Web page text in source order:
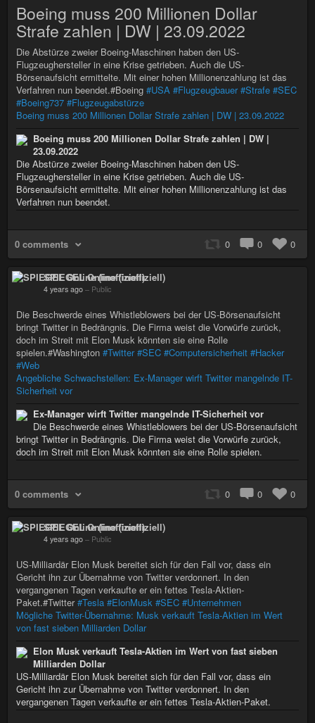
Boeing muss 200 Millionen Dollar
Strafe zahlen | DW | 23.09.2022
Die Abstürze zweier Boeing-Maschinen haben den US-
Flugzeughersteller in eine Krise getrieben. Auch die US-
Börsenaufsicht ermittelte. Mit einer hohen Millionenzahlung ist das
Verfahren nun beendet.#Boeing #USA #Flugzeugbauer #Strafe #SEC
#Boeing737 #Flugzeugabstürze
Boeing muss 200 Millionen Dollar Strafe zahlen | DW | 23.09.2022
Boeing muss 200 Millionen Dollar Strafe zahlen | DW |
23.09.2022
Die Abstürze zweier Boeing-Maschinen haben den US-
Flugzeughersteller in eine Krise getrieben. Auch die US-
Börsenaufsicht ermittelte. Mit einer hohen Millionenzahlung ist das
Verfahren nun beendet.
0 comments 0 0 0
SPIEGEL Online (inoffiziell)
4 years ago – Public
Die Beschwerde eines Whistleblowers bei der US-Börsenaufsicht
bringt Twitter in Bedrängnis. Die Firma weist die Vorwürfe zurück,
doch im Streit mit Elon Musk könnten sie eine Rolle
spielen.#Washington #Twitter #SEC #Computersicherheit #Hacker
#Web
Angebliche Schwachstellen: Ex-Manager wirft Twitter mangelnde IT-
Sicherheit vor
Ex-Manager wirft Twitter mangelnde IT-Sicherheit vor
Die Beschwerde eines Whistleblowers bei der US-Börsenaufsicht
bringt Twitter in Bedrängnis. Die Firma weist die Vorwürfe zurück,
doch im Streit mit Elon Musk könnten sie eine Rolle spielen.
0 comments 0 0 0
SPIEGEL Online (inoffiziell)
4 years ago – Public
US-Milliardär Elon Musk bereitet sich für den Fall vor, dass ein
Gericht ihn zur Übernahme von Twitter verdonnert. In den
vergangenen Tagen verkaufte er ein fettes Tesla-Aktien-
Paket.#Twitter#Tesla #ElonMusk #SEC #Unternehmen
Mögliche Twitter-Übernahme: Musk verkauft Tesla-Aktien im Wert
von fast sieben Milliarden Dollar
Elon Musk verkauft Tesla-Aktien im Wert von fast sieben
Milliarden Dollar
US-Milliardär Elon Musk bereitet sich für den Fall vor, dass ein
Gericht ihn zur Übernahme von Twitter verdonnert. In den
vergangenen Tagen verkaufte er ein fettes Tesla-Aktien-Paket.